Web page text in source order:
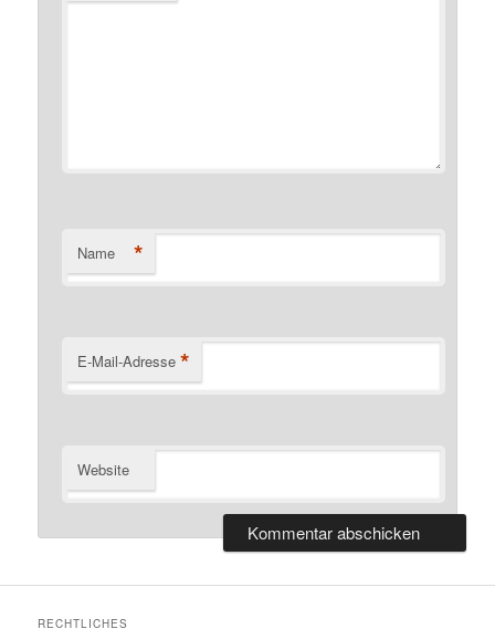
Name *
E-Mail-Adresse *
Website
RECHTLICHES